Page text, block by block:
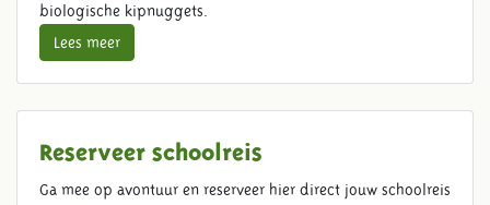
biologische kipnuggets.
Lees meer
Reserveer schoolreis
Ga mee op avontuur en reserveer hier direct jouw schoolreis